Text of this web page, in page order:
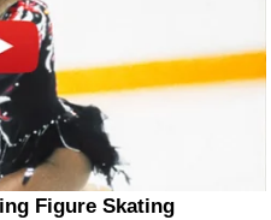
Figure Skating